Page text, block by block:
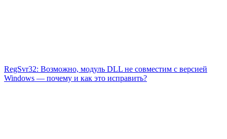
RegSvr32: Возможно, модуль DLL не совместим с версией
Windows — почему и как это исправить?